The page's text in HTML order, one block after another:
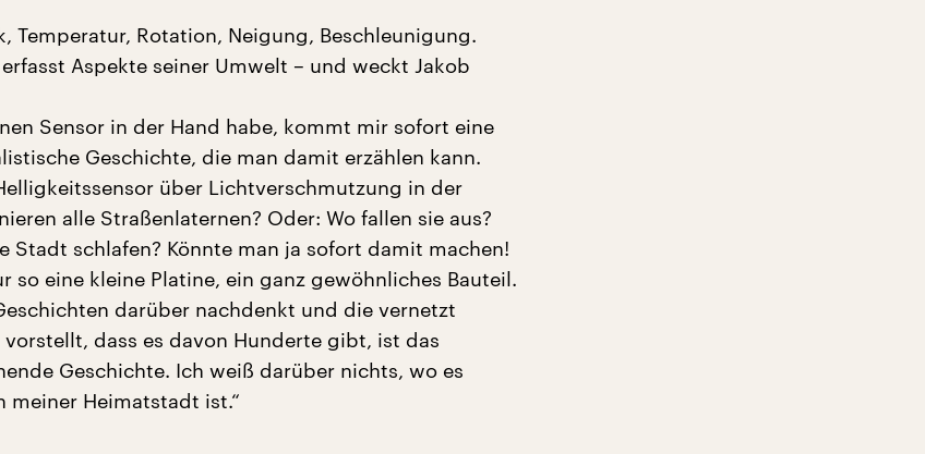
Temperatur, Rotation, Neigung, Beschleunigung.
Aspekte seiner Umwelt – und weckt Jakob
Sensor in der Hand habe, kommt mir sofort eine
Geschichte, die man damit erzählen kann.
über Lichtverschmutzung in der
alle Straßenlaternen? Oder: Wo fallen sie aus?
Stadt schlafen? Könnte man ja sofort damit machen!
so eine kleine Platine, ein ganz gewöhnliches Bauteil.
darüber nachdenkt und die vernetzt
dass es davon Hunderte gibt, ist das
Geschichte. Ich weiß darüber nichts, wo es
meiner Heimatstadt ist.“